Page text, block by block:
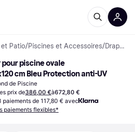
Patio/Piscines et Accessoires/ Draps de Fond de Piscine
pour piscine ovale
cm Bleu Protection anti-UV
de Piscine
prix de386,00 €à672,80 €
paiements de 117,80 € avec
paiements flexibles*